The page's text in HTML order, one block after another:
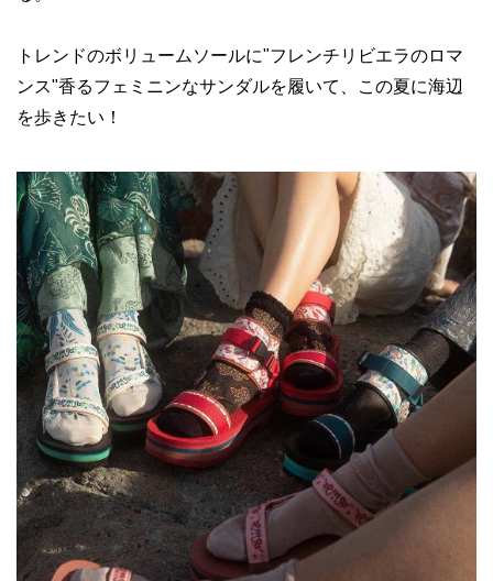
トレンドのボリュームソールに"フレンチリビエラのロマ
ンス"香るフェミニンなサンダルを履いて、この夏に海辺
を歩きたい！